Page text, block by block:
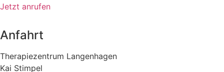
Jetzt anrufen
Anfahrt
Therapiezentrum Langenhagen
Kai Stimpel